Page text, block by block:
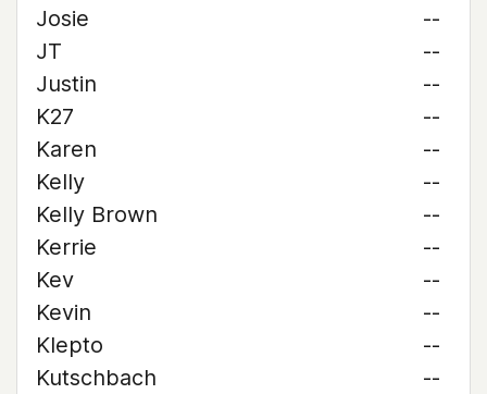
Josie
--
JT
--
Justin
--
K27
--
Karen
--
Kelly
--
Kelly Brown
--
Kerrie
--
Kev
--
Kevin
--
Klepto
--
Kutschbach
--